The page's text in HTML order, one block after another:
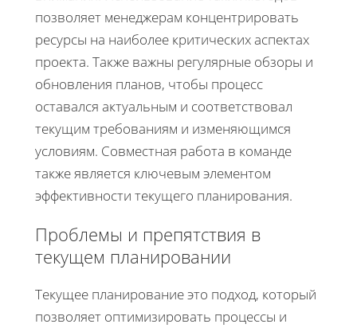
позволяет менеджерам концентрировать
ресурсы на наиболее критических аспектах
проекта. Также важны регулярные обзоры и
обновления планов, чтобы процесс
оставался актуальным и соответствовал
текущим требованиям и изменяющимся
условиям. Совместная работа в команде
также является ключевым элементом
эффективности текущего планирования.
Проблемы и препятствия в
текущем планировании
Текущее планирование это подход, который
позволяет оптимизировать процессы и